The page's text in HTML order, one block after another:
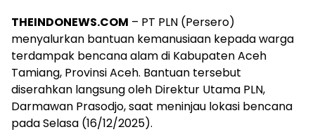
THEINDONEWS.COM – PT PLN (Persero)
menyalurkan bantuan kemanusiaan kepada warga
terdampak bencana alam di Kabupaten Aceh
Tamiang, Provinsi Aceh. Bantuan tersebut
diserahkan langsung oleh Direktur Utama PLN,
Darmawan Prasodjo, saat meninjau lokasi bencana
pada Selasa (16/12/2025).